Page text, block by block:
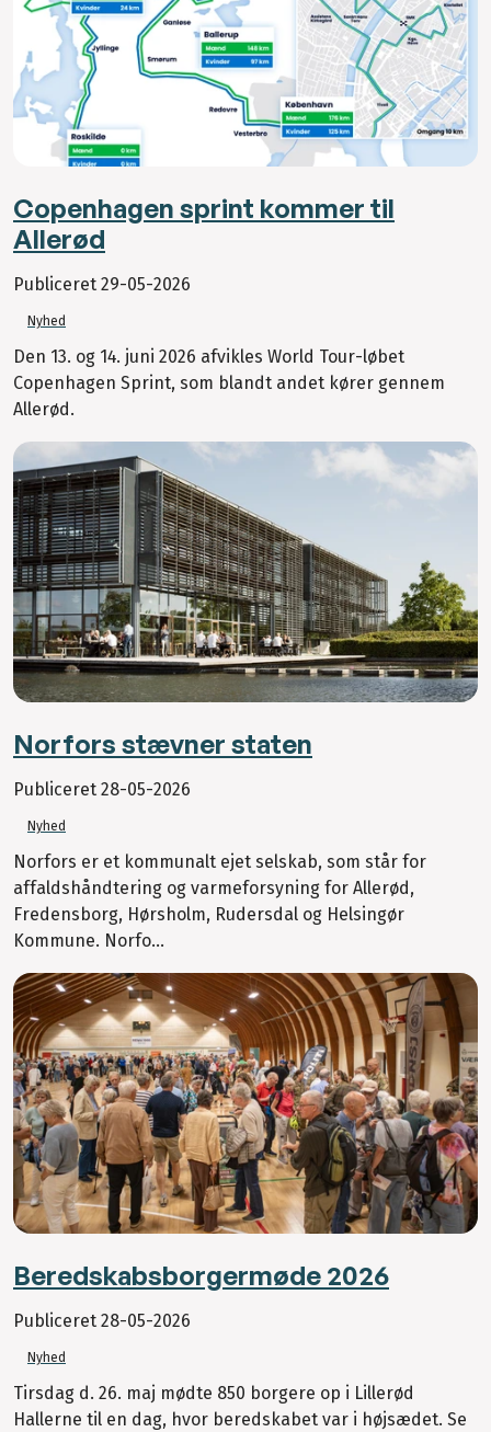
Copenhagen sprint kommer til
Allerød
Publiceret 29-05-2026
Nyhed
Den 13. og 14. juni 2026 afvikles World Tour-løbet
Copenhagen Sprint, som blandt andet kører gennem
Allerød.
Norfors stævner staten
Publiceret 28-05-2026
Nyhed
Norfors er et kommunalt ejet selskab, som står for
affaldshåndtering og varmeforsyning for Allerød,
Fredensborg, Hørsholm, Rudersdal og Helsingør
Kommune. Norfo...
Beredskabsborgermøde 2026
Publiceret 28-05-2026
Nyhed
Tirsdag d. 26. maj mødte 850 borgere op i Lillerød
Hallerne til en dag, hvor beredskabet var i højsædet. Se